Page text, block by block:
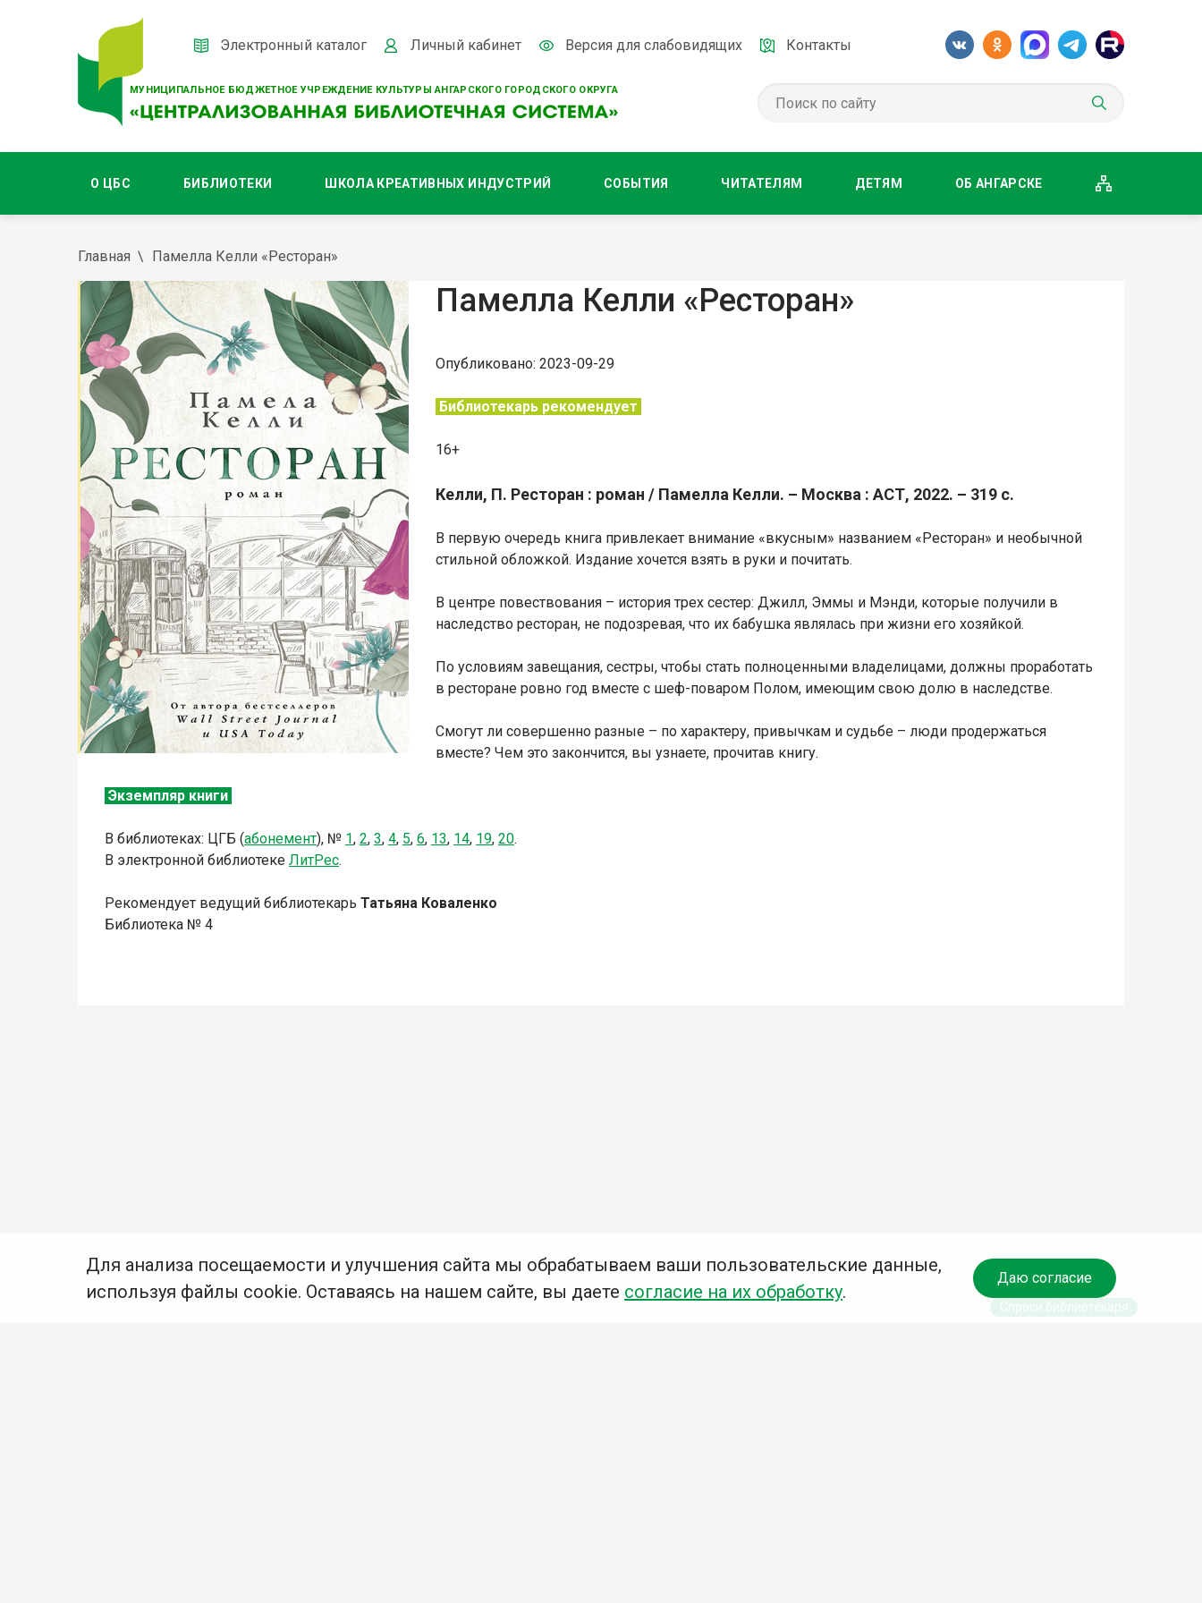
МУНИЦИПАЛЬНОЕ БЮДЖЕТНОЕ УЧРЕЖДЕНИЕ КУЛЬТУРЫ АНГАРСКОГО ГОРОДСКОГО ОКРУГА
Электронный каталог Личный кабинет Версия для слабовидящих Контакты
О ЦБС БИБЛИОТЕКИ ШКОЛА КРЕАТИВНЫХ ИНДУСТРИЙ СОБЫТИЯ ЧИТАТЕЛЯМ ДЕТЯМ ОБ АНГАРСКЕ
Главная Памелла Келли «Ресторан»
Памелла Келли «Ресторан»
Опубликовано: 2023-09-29
Библиотекарь рекомендует
16+
Келли, П. Ресторан : роман / Памелла Келли. – Москва : АСТ, 2022. – 319 с.
В первую очередь книга привлекает внимание «вкусным» названием «Ресторан» и необычной
стильной обложкой. Издание хочется взять в руки и почитать.
В центре повествования – история трех сестер: Джилл, Эммы и Мэнди, которые получили в
наследство ресторан, не подозревая, что их бабушка являлась при жизни его хозяйкой.
По условиям завещания, сестры, чтобы стать полноценными владелицами, должны проработать
в ресторане ровно год вместе с шеф-поваром Полом, имеющим свою долю в наследстве.
Смогут ли совершенно разные – по характеру, привычкам и судьбе – люди продержаться
вместе? Чем это закончится, вы узнаете, прочитав книгу.
Экземпляр книги
В библиотеках: ЦГБ (абонемент), № 1, 2, 3, 4, 5, 6, 13, 14, 19, 20.
В электронной библиотеке ЛитРес.
Рекомендует ведущий библиотекарь Татьяна Коваленко
Библиотека № 4
Для анализа посещаемости и улучшения сайта мы обрабатываем ваши пользовательские данные,
используя файлы cookie. Оставаясь на нашем сайте, вы даете согласие на их обработку.
Даю согласие
Спроси библиотекаря